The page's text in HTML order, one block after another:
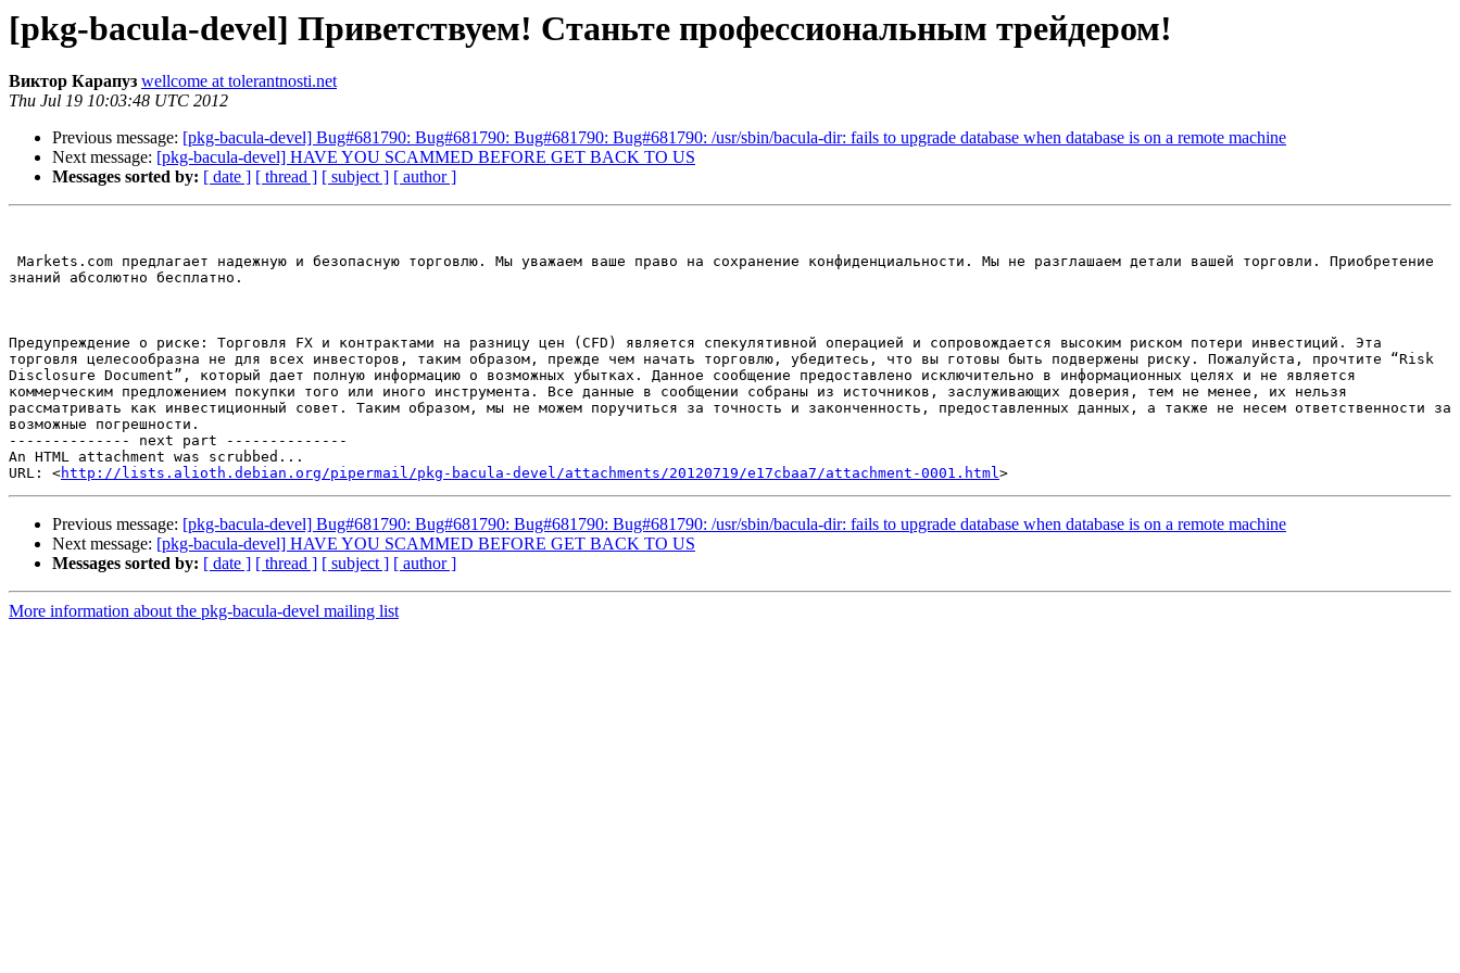
[pkg-bacula-devel] Приветствуем! Станьте профессиональным трейдером!
Виктор Карапуз wellcome at tolerantnosti.net
Thu Jul 19 10:03:48 UTC 2012
Previous message: [pkg-bacula-devel] Bug#681790: Bug#681790: Bug#681790: Bug#681790: /usr/sbin/bacula-dir: fails to upgrade database when database is on a remote machine
Next message: [pkg-bacula-devel] HAVE YOU SCAMMED BEFORE GET BACK TO US
Messages sorted by: [ date ] [ thread ] [ subject ] [ author ]
знаний абсолютно бесплатно.
Предупреждение о риске: Торговля FX и контрактами на разницу цен (CFD) является спекулятивной операцией и сопровождается высоким риском потери инвестиций. Эта
торговля целесообразна не для всех инвесторов, таким образом, прежде чем начать торговлю, убедитесь, что вы готовы быть подвержены риску. Пожалуйста, прочтите “Risk
Disclosure Document”, который дает полную информацию о возможных убытках. Данное сообщение предоставлено исключительно в информационных целях и не является
коммерческим предложением покупки того или иного инструмента. Все данные в сообщении собраны из источников, заслуживающих доверия, тем не менее, их нельзя
рассматривать как инвестиционный совет. Таким образом, мы не можем поручиться за точность и законченность, предоставленных данных, а также не несем ответственности за
возможные погрешности.
-------------- next part --------------
An HTML attachment was scrubbed...
URL: <http://lists.alioth.debian.org/pipermail/pkg-bacula-devel/attachments/20120719/e17cbaa7/attachment-0001.html
Previous message: [pkg-bacula-devel] Bug#681790: Bug#681790: Bug#681790: Bug#681790: /usr/sbin/bacula-dir: fails to upgrade database when database is on a remote machine
Next message: [pkg-bacula-devel] HAVE YOU SCAMMED BEFORE GET BACK TO US
Messages sorted by: [ date ] [ thread ] [ subject ] [ author ]
More information about the pkg-bacula-devel mailing list